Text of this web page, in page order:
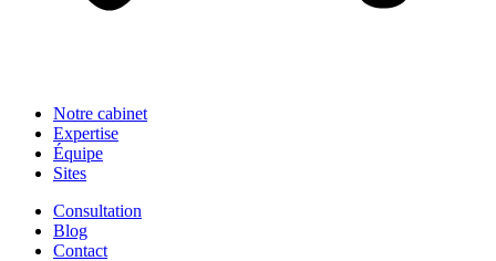
Notre cabinet
Expertise
Équipe
Sites
Consultation
Blog
Contact